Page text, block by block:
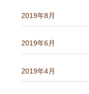
2019年8月
2019年6月
2019年4月